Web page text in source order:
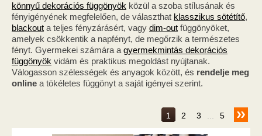
könnyű dekorációs függönyök közül a szoba stílusának és
fényigényének megfelelően, de választhat klasszikus sötétítő,
blackout a teljes fényzárásért, vagy dim-out függönyöket,
amelyek csökkentik a napfényt, de megőrzik a természetes
fényt. Gyermekei számára a gyermekmintás dekorációs
függönyök vidám és praktikus megoldást nyújtanak.
Válogasson szélességek és anyagok között, és rendelje meg
online a tökéletes függönyt a saját igényei szerint.
1 2 3 5